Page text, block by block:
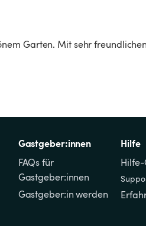
Garten. Mit sehr
Gastgeber:innen
FAQs für
Gastgeber:innen
Gastgeber:in werden
Hilfe